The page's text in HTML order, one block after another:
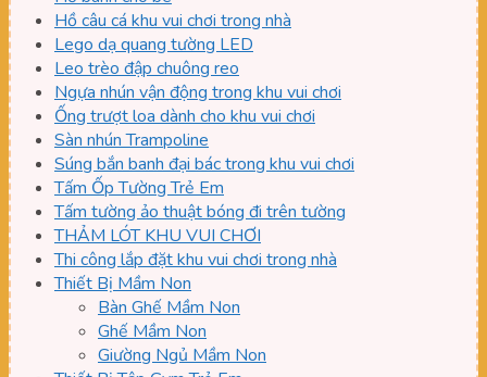
Hồ câu cá khu vui chơi trong nhà
Lego dạ quang tường LED
Leo trèo đập chuông reo
Ngựa nhún vận động trong khu vui chơi
Ống trượt loa dành cho khu vui chơi
Sàn nhún Trampoline
Súng bắn banh đại bác trong khu vui chơi
Tấm Ốp Tường Trẻ Em
Tấm tường ảo thuật bóng đi trên tường
THẢM LÓT KHU VUI CHƠI
Thi công lắp đặt khu vui chơi trong nhà
Thiết Bị Mầm Non
Bàn Ghế Mầm Non
Ghế Mầm Non
Giường Ngủ Mầm Non